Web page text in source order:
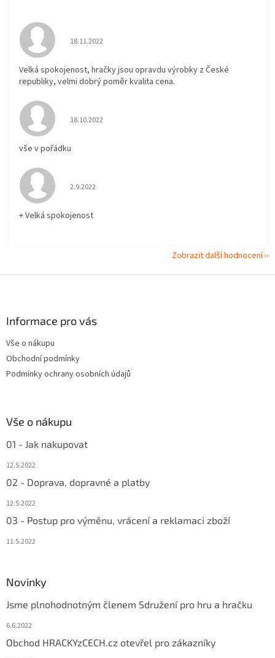
Hodnocení obchodu je 5 z 5 hvězdiček.
18.11.2022
Velká spokojenost, hračky jsou opravdu výrobky z České
republiky, velmi dobrý poměr kvalita cena.
Hodnocení obchodu je 5 z 5 hvězdiček.
18.10.2022
vše v pořádku
Hodnocení obchodu je 5 z 5 hvězdiček.
2.9.2022
+ Velká spokojenost
Zobrazit další hodnocení
Informace pro vás
Vše o nákupu
Obchodní podmínky
Podmínky ochrany osobních údajů
Vše o nákupu
01 - Jak nakupovat
12.5.2022
02 - Doprava, dopravné a platby
12.5.2022
03 - Postup pro výměnu, vrácení a reklamaci zboží
11.5.2022
Novinky
Jsme plnohodnotným členem Sdružení pro hru a hračku
6.6.2022
Obchod HRACKYzCECH.cz otevřel pro zákazníky